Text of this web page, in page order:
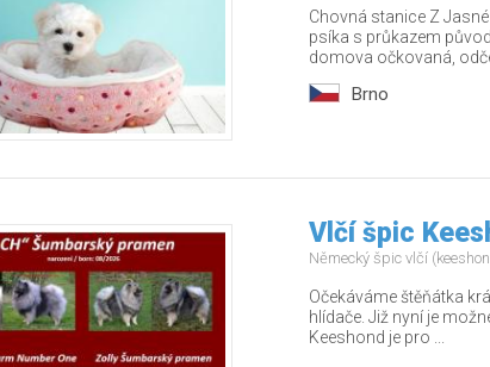
Chovná stanice Z
psíka s průkazem
domova očkovaná,
Brno
Vlčí špic
Německý špic vlčí
Očekáváme štěňátka
hlídače. Již nyní je
Keeshond je pro ...